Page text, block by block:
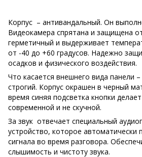
Корпус – антивандальный. Он
Видеокамера спрятана и защищена
герметичный и выдерживает
от -40 до +60 градусов. Надежно
осадков и физического воздействия.
Что касается внешнего вида панели
строгий. Корпус окрашен в черный
время синяя подсветка кнопки
современной и не скучной.
За звук отвечает специальный
устройство, которое автоматически
сигнала во время разговора.
слышимость и чистоту звука.